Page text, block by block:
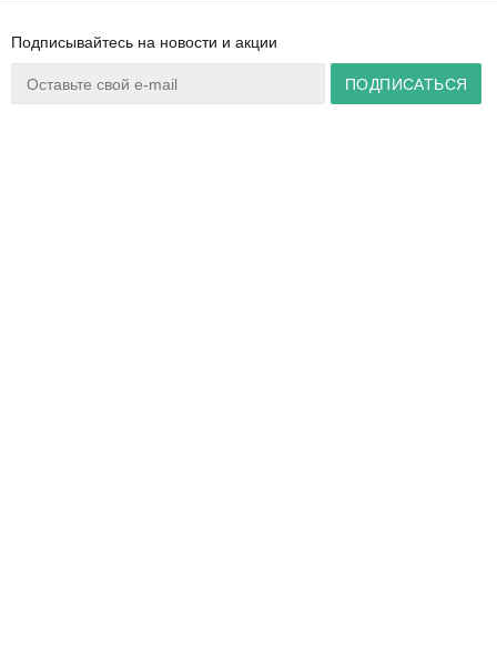
Подписывайтесь на новости и акции